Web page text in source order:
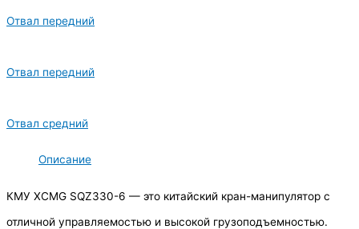
Отвал передний
Отвал передний
Отвал средний
Описание
КМУ XCMG SQZ330-6 — это китайский кран-манипулятор с
отличной управляемостью и высокой грузоподъемностью.